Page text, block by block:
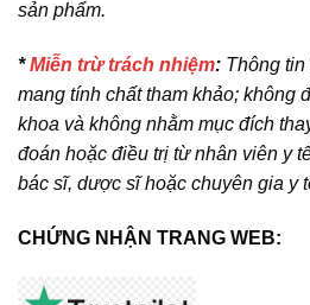
sản phẩm.
*Miễn trừ trách nhiệm: Thông
mang tính chất tham khảo; không
khoa và không nhằm mục đích
đoán hoặc điều trị từ nhân viên y
bác sĩ, dược sĩ hoặc chuyên gia y
CHỨNG NHẬN TRANG WEB: